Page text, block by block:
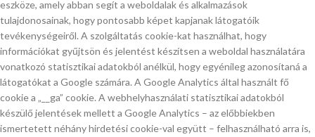
eszköze, amely abban segít a weboldalak és alkalmazások
tulajdonosainak, hogy pontosabb képet kapjanak látogatóik
tevékenységeiről. A szolgáltatás cookie-kat használhat, hogy
információkat gyűjtsön és jelentést készítsen a weboldal használatára
vonatkozó statisztikai adatokból anélkül, hogy egyénileg azonosítaná a
látogatókat a Google számára. A Google Analytics által használt fő
cookie a „__ga” cookie. A webhelyhasználati statisztikai adatokból
készülő jelentések mellett a Google Analytics – az előbbiekben
ismertetett néhány hirdetési cookie-val együtt – felhasználható arra is,